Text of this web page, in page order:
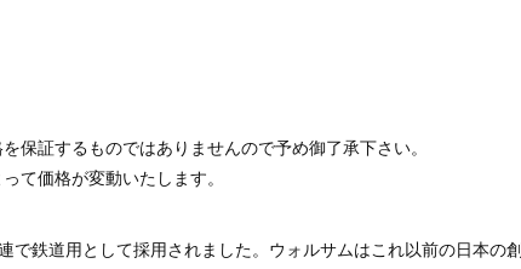
保証するものではありませんので予め御了承下さい。
て価格が変動いたします。
で鉄道用として採用されました。ウォルサムはこれ以前の日本の創